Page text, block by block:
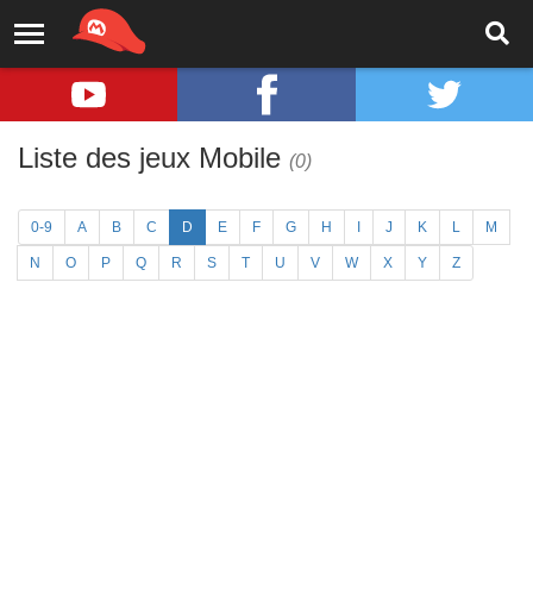
Liste des jeux Mobile (0)
0-9 A B C D E F G H J K L M
N O P Q R S T U V W X Y Z